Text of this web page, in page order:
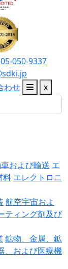
050-9337
わせ
x
および輸送 エ
料 エレクトロニ
航空宇宙およ
ティング剤及び
鉱物、金属、鉱
、および医療機